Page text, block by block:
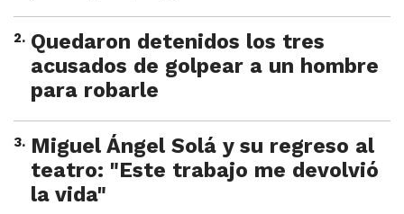
2. Quedaron detenidos los tres
acusados de golpear a un hombre
para robarle
3. Miguel Ángel Solá y su regreso al
teatro: "Este trabajo me devolvió
la vida"